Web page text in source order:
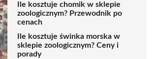
Ile kosztuje chomik w sklepie
zoologicznym? Przewodnik po
cenach
Ile kosztuje świnka morska w
sklepie zoologicznym? Ceny i
porady